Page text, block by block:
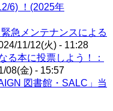
6) ！(2025年
急メンテナンスによる
11/12(火) - 11:28
本に投票しよう！：
08(金) - 15:57
図書館・SALC」当